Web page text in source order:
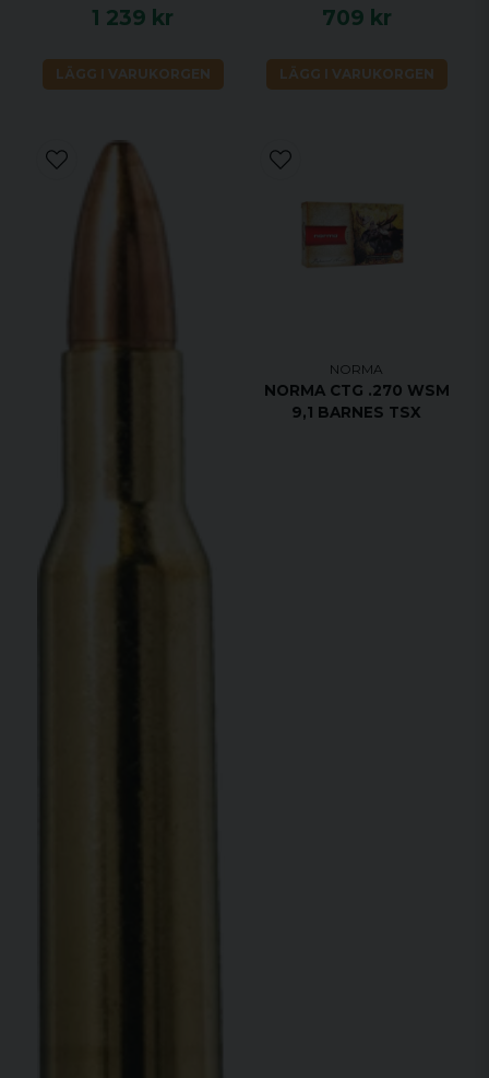
1 239 kr
LÄGG I VARUKORGEN
709 kr
LÄGG I VARUKORGEN
NORMA
NORMA CTG .270 WSM
9,1 BARNES TSX